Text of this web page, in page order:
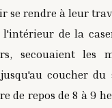
se rendre à leur
l'intérieur de la
secouaient les
coucher
de repos de 8 à 9